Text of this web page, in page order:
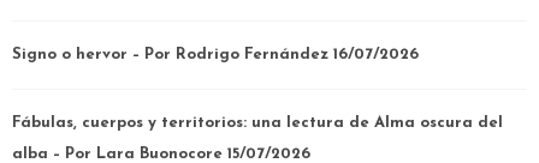
Signo o hervor – Por Rodrigo Fernández 16/07/2026
Fábulas, cuerpos y territorios: una lectura de Alma oscura del
alba – Por Lara Buonocore 15/07/2026